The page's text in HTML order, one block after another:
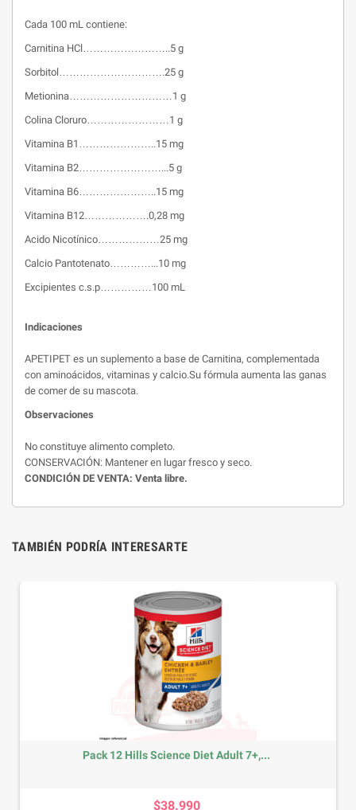
Cada 100 mL contiene:
Carnitina HCl……………………..5 g
Sorbitol………………………….25 g
Metionina…………………………1 g
Colina Cloruro……………………1 g
Vitamina B1…………………..15 mg
Vitamina B2……………………...5 g
Vitamina B6…………………..15 mg
Vitamina B12……………….0,28 mg
Acido Nicotínico………………25 mg
Calcio Pantotenato…………...10 mg
Excipientes c.s.p……………100 mL
Indicaciones
APETIPET es un suplemento a base de Carnitina, complementada
con aminoácidos, vitaminas y calcio.Su fórmula aumenta las ganas
de comer de su mascota.
Observaciones
No constituye alimento completo.
CONSERVACIÓN: Mantener en lugar fresco y seco.
CONDICIÓN DE VENTA: Venta libre.
TAMBIÉN PODRÍA INTERESARTE
Pack 12 Hills Science Diet Adult 7+,...